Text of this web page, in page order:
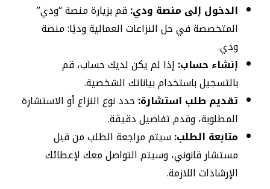
الدخول إلى منصة ودي:قم بزيارة منصة “ودي”
المتخصصة في حل النزاعات العمالية وديًا: منصة
ودي.
إنشاء حساب: إذا لم يكن لديك حساب، قم
بالتسجيل باستخدام بياناتك الشخصية.
تقديم طلب استشارة: حدد نوع النزاع أو الاستشارة
المطلوبة، وقدم تفاصيل دقيقة.
متابعة الطلب:سيتم مراجعة الطلب من قبل
مستشار قانوني، وسيتم التواصل معك لإعطائك
الإرشادات اللازمة.